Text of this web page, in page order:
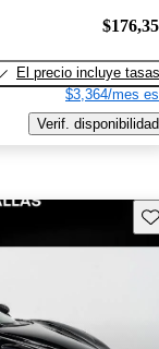
El precio incluye tasas
$3,364/mes
Verif. disponibilidad